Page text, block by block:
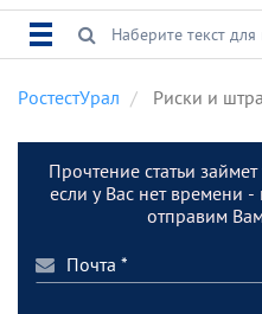
РостестУрал Риски и
Прочтение статьи
если у Вас нет времени
отправим